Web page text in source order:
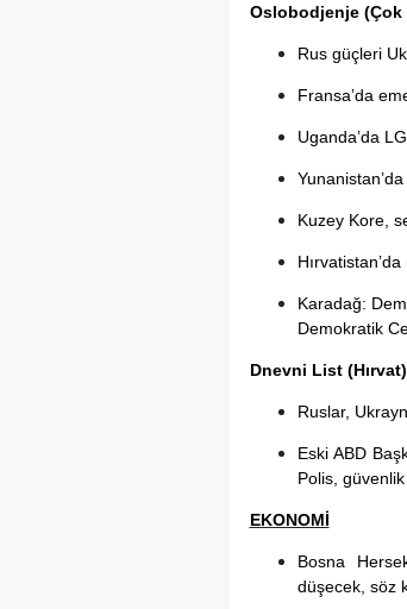
Oslobodjenje (Çok
Rus güçleri
Fransa’da
Uganda’da
Kuzey Kore,
Karadağ:
Demokratik
Dnevni List (Hırvat)
Ruslar,
Eski ABD
Polis,
EKONOMİ
Bosna
düşecek, söz